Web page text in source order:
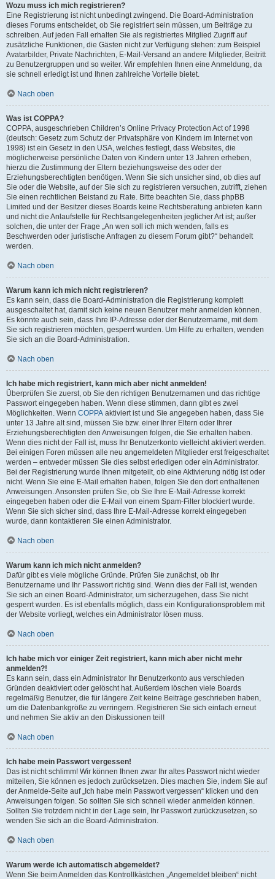
Wozu muss ich mich registrieren?
Eine Registrierung ist nicht unbedingt zwingend. Die Board-Administration
dieses Forums entscheidet, ob Sie registriert sein müssen, um Beiträge zu
schreiben. Auf jeden Fall erhalten Sie als registriertes Mitglied Zugriff auf
zusätzliche Funktionen, die Gästen nicht zur Verfügung stehen: zum Beispiel
Avatarbilder, Private Nachrichten, E-Mail-Versand an andere Mitglieder, Beitritt
zu Benutzergruppen und so weiter. Wir empfehlen Ihnen eine Anmeldung, da
sie schnell erledigt ist und Ihnen zahlreiche Vorteile bietet.
Nach oben
Was ist COPPA?
COPPA, ausgeschrieben Children’s Online Privacy Protection Act of 1998
(deutsch: Gesetz zum Schutz der Privatsphäre von Kindern im Internet von
1998) ist ein Gesetz in den USA, welches festlegt, dass Websites, die
möglicherweise persönliche Daten von Kindern unter 13 Jahren erheben,
hierzu die Zustimmung der Eltern beziehungsweise des oder der
Erziehungsberechtigten benötigen. Wenn Sie sich unsicher sind, ob dies auf
Sie oder die Website, auf der Sie sich zu registrieren versuchen, zutrifft, ziehen
Sie einen rechtlichen Beistand zu Rate. Bitte beachten Sie, dass phpBB
Limited und der Besitzer dieses Boards keine Rechtsberatung anbieten kann
und nicht die Anlaufstelle für Rechtsangelegenheiten jeglicher Art ist; außer
solchen, die unter der Frage „An wen soll ich mich wenden, falls es
Beschwerden oder juristische Anfragen zu diesem Forum gibt?“ behandelt
werden.
Nach oben
Warum kann ich mich nicht registrieren?
Es kann sein, dass die Board-Administration die Registrierung komplett
ausgeschaltet hat, damit sich keine neuen Benutzer mehr anmelden können.
Es könnte auch sein, dass Ihre IP-Adresse oder der Benutzername, mit dem
Sie sich registrieren möchten, gesperrt wurden. Um Hilfe zu erhalten, wenden
Sie sich an die Board-Administration.
Nach oben
Ich habe mich registriert, kann mich aber nicht anmelden!
Überprüfen Sie zuerst, ob Sie den richtigen Benutzernamen und das richtige
Passwort eingegeben haben. Wenn diese stimmen, dann gibt es zwei
Möglichkeiten. Wenn COPPA aktiviert ist und Sie angegeben haben, dass Sie
unter 13 Jahre alt sind, müssen Sie bzw. einer Ihrer Eltern oder Ihrer
Erziehungsberechtigten den Anweisungen folgen, die Sie erhalten haben.
Wenn dies nicht der Fall ist, muss Ihr Benutzerkonto vielleicht aktiviert werden.
Bei einigen Foren müssen alle neu angemeldeten Mitglieder erst freigeschaltet
werden – entweder müssen Sie dies selbst erledigen oder ein Administrator.
Bei der Registrierung wurde Ihnen mitgeteilt, ob eine Aktivierung nötig ist oder
nicht. Wenn Sie eine E-Mail erhalten haben, folgen Sie den dort enthaltenen
Anweisungen. Ansonsten prüfen Sie, ob Sie Ihre E-Mail-Adresse korrekt
eingegeben haben oder die E-Mail von einem Spam-Filter blockiert wurde.
Wenn Sie sich sicher sind, dass Ihre E-Mail-Adresse korrekt eingegeben
wurde, dann kontaktieren Sie einen Administrator.
Nach oben
Warum kann ich mich nicht anmelden?
Dafür gibt es viele mögliche Gründe. Prüfen Sie zunächst, ob Ihr
Benutzername und Ihr Passwort richtig sind. Wenn dies der Fall ist, wenden
Sie sich an einen Board-Administrator, um sicherzugehen, dass Sie nicht
gesperrt wurden. Es ist ebenfalls möglich, dass ein Konfigurationsproblem mit
der Website vorliegt, welches ein Administrator lösen muss.
Nach oben
Ich habe mich vor einiger Zeit registriert, kann mich aber nicht mehr
anmelden?!
Es kann sein, dass ein Administrator Ihr Benutzerkonto aus verschieden
Gründen deaktiviert oder gelöscht hat. Außerdem löschen viele Boards
regelmäßig Benutzer, die für längere Zeit keine Beiträge geschrieben haben,
um die Datenbankgröße zu verringern. Registrieren Sie sich einfach erneut
und nehmen Sie aktiv an den Diskussionen teil!
Nach oben
Ich habe mein Passwort vergessen!
Das ist nicht schlimm! Wir können Ihnen zwar Ihr altes Passwort nicht wieder
mitteilen, Sie können es jedoch zurücksetzen. Dies machen Sie, indem Sie auf
der Anmelde-Seite auf „Ich habe mein Passwort vergessen“ klicken und den
Anweisungen folgen. So sollten Sie sich schnell wieder anmelden können.
Sollten Sie trotzdem nicht in der Lage sein, Ihr Passwort zurückzusetzen, so
wenden Sie sich an die Board-Administration.
Nach oben
Warum werde ich automatisch abgemeldet?
Wenn Sie beim Anmelden das Kontrollkästchen „Angemeldet bleiben“ nicht